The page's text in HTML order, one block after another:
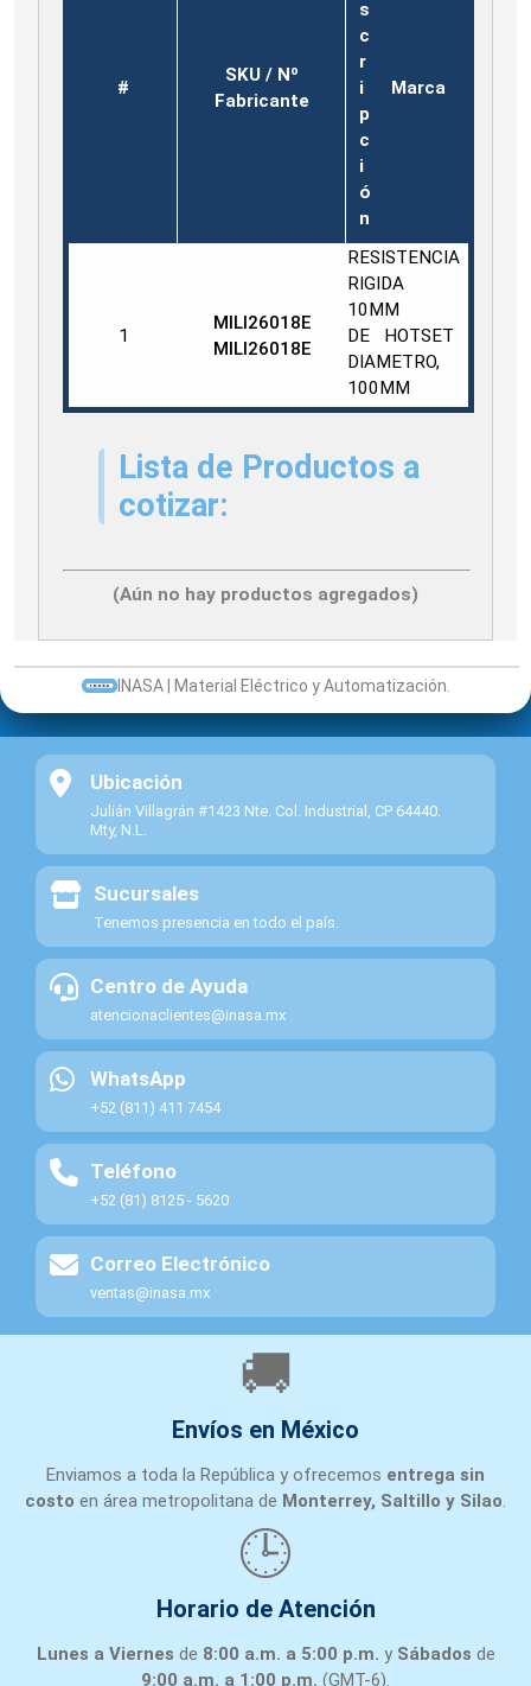
#
SKU / Nº
Fabricante
s
c
r
i
p
c
i
ó
n
Marca
1
MILI26018E
MILI26018E
RESISTENCIA
RIGIDA
10MM
DE
DIAMETRO,
100MM
LONGITU
HOTSET
Lista de Productos a
cotizar:
(Aún no hay productos agregados)
INASA | Material Eléctrico y Automatización.
Ubicación
Julián Villagrán #1423 Nte. Col. Industrial, CP 64440.
Mty, N.L.
Sucursales
Tenemos presencia en todo el país.
Centro de Ayuda
atencionaclientes@inasa.mx
WhatsApp
+52 (811) 411 7454
Teléfono
+52 (81) 8125 - 5620
Correo Electrónico
ventas@inasa.mx
🚚
Envíos en México
Enviamos a toda la República y ofrecemos entrega sin
costo en área metropolitana de Monterrey, Saltillo y Silao
🕒
Horario de Atención
Lunes a Viernes de 8:00 a.m. a 5:00 p.m. y Sábados de
9:00 a.m. a 1:00 p.m. (GMT-6).